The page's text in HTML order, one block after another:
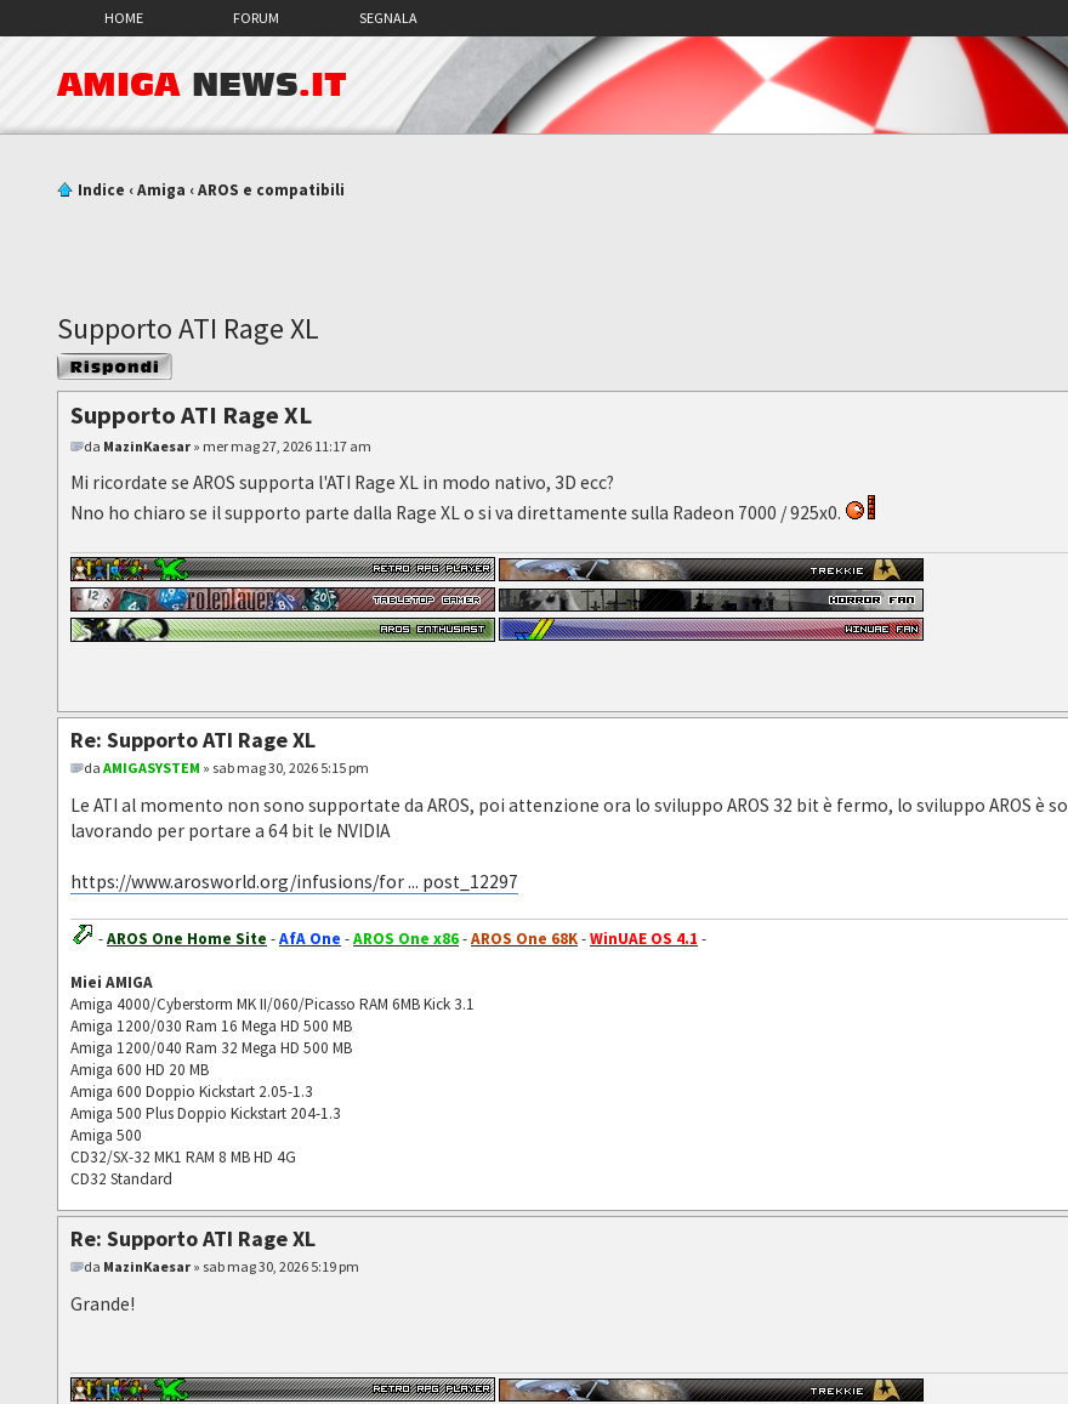
HOME FORUM SEGNALA
AMIGA NEWS.IT
Indice ‹Amiga ‹AROS e compatibili
Supporto ATI Rage XL
Rispondi al
messaggio
Supporto ATI Rage XL
da MazinKaesar » mer mag 27, 2026 11:17 am
Mi ricordate se AROS supporta l'ATI Rage XL in modo nativo, 3D ecc?
Nno ho chiaro se il supporto parte dalla Rage XL o si va direttamente sulla Radeon 7000 / 925x0.
Re: Supporto ATI Rage XL
daAMIGASYSTEM » sab mag 30, 2026 5:15 pm
Le ATI al momento non sono supportate da AROS, poi attenzione ora lo sviluppo AROS 32 bit è fermo, lo sviluppo AROS è
lavorando per portare a 64 bit le NVIDIA
https://www.arosworld.org/infusions/for ... post_12297
-AROS One Home Site -AfA One -AROS One x86-AROS One 68K-WinUAE OS 4.1 -
Miei AMIGA
Amiga 4000/Cyberstorm MK II/060/Picasso RAM 6MB Kick 3.1
Amiga 1200/030 Ram 16 Mega HD 500 MB
Amiga 1200/040 Ram 32 Mega HD 500 MB
Amiga 600 HD 20 MB
Amiga 600 Doppio Kickstart 2.05-1.3
Amiga 500 Plus Doppio Kickstart 204-1.3
Amiga 500
CD32/SX-32 MK1 RAM 8 MB HD 4G
CD32 Standard
Re: Supporto ATI Rage XL
da MazinKaesar » sab mag 30, 2026 5:19 pm
Grande!